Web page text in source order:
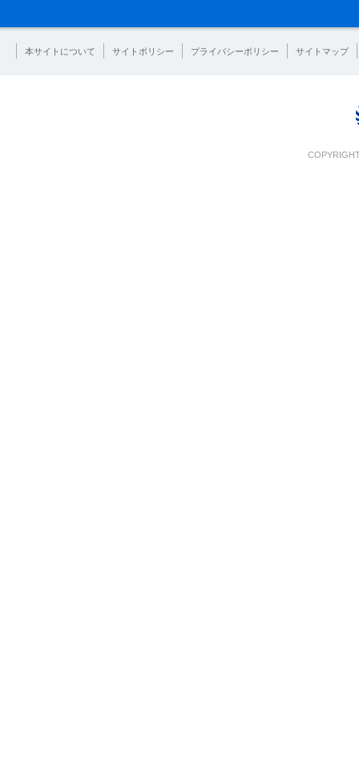
本サイトについて サイトポリシー プライバシーポリシー サイトマップ